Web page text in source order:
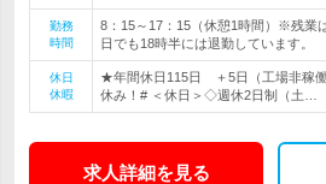
勤務
時間
8：15～17：15（休憩1時間）※残
日でも18時半には退勤しています。
休日
休暇
★年間休日115日 ＋5日（工場非稼
休み！# ＜休日＞◇週休2日制（土…
求人詳細を見る